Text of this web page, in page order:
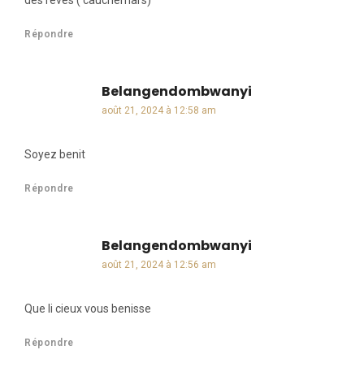
Répondre
Belangendombwanyi
août 21, 2024 à 12:58 am
Soyez benit
Répondre
Belangendombwanyi
août 21, 2024 à 12:56 am
Que li cieux vous benisse
Répondre